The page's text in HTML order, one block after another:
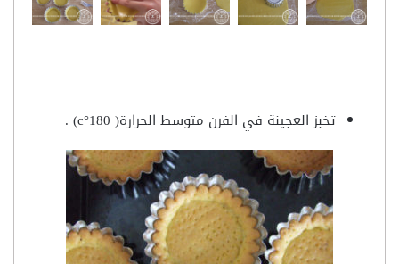
تخبز العجينة في الفرن متوسط الحرارة( 180°c) .